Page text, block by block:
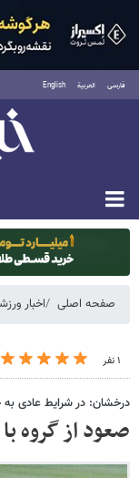
فارسی العربية English
صفحه اصلی اخبار
۱ نفر
درخشان: در شرایط عادی به
صعود از گروه